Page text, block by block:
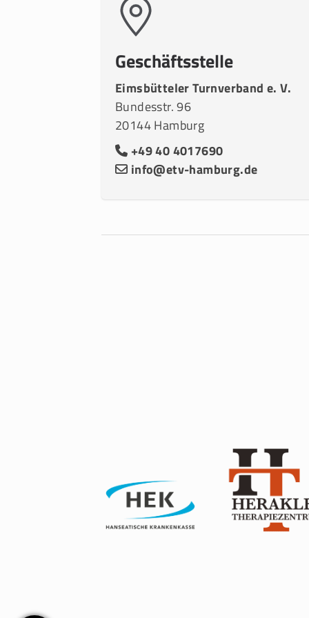
Geschäftsstelle
Eimsbütteler Turnverband e. V.
Bundesstr. 96
20144 Hamburg
+49 40 4017690
info@etv-hamburg.de